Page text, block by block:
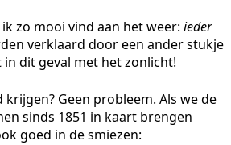
zo mooi vind aan het weer: ieder
verklaard door een ander stukje
dit geval met het zonlicht!
Geen probleem. Als we de
sinds 1851 in kaart brengen
goed in de smiezen: